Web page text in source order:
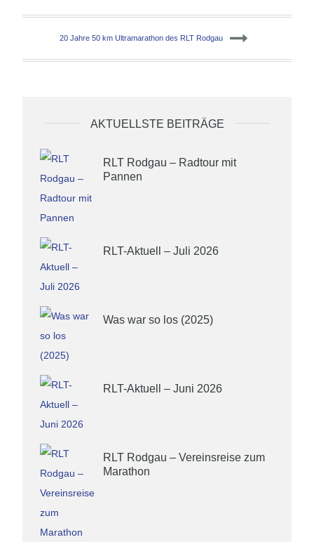
Beitragsnavigation
20 Jahre 50 km Ultramarathon des RLT Rodgau
AKTUELLSTE BEITRÄGE
RLT Rodgau – Radtour mit
Pannen
RLT-Aktuell – Juli 2026
Was war so los (2025)
RLT-Aktuell – Juni 2026
RLT Rodgau – Vereinsreise zum
Marathon